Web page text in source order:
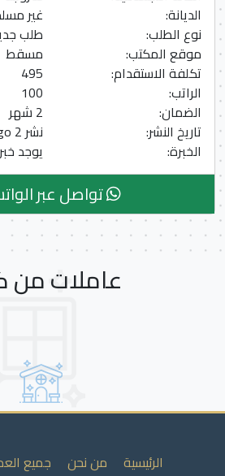
الديانة:
غير
نوع الطلب:
طلب
موقع المكتب:
مسقط
تكلفة الاستقدام:
495
الراتب:
100
الضمان:
2 شهر
تاريخ النشر:
نشر 2 Years ago
الخبرة:
يوجد
تواصل عبر
عاملات من
الرئيسية من نحن جميع